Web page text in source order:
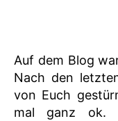
Auf dem Blog
Nach den
von Euch
mal ganz ok.